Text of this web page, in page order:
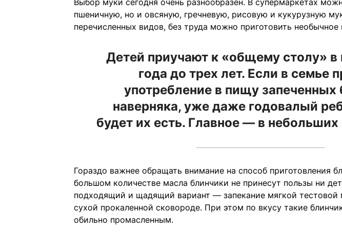
Выбор муки сегодня очень разнообразен. В супермаркетах
пшеничную, но и овсяную, гречневую, рисовую и кукурузную
перечисленных видов, без труда можно приготовить
Детей приучают к «общему столу» в
года до трех лет. Если в семье
употребление в пищу запеченных
наверняка, уже даже годовалый
будет их есть. Главное — в небольших
Гораздо важнее обращать внимание на способ приготовления
большом количестве масла блинчики не принесут пользы ни
подходящий и щадящий вариант — запекание мягкой тестовой
сухой прокаленной сковороде. При этом по вкусу такие
обильно промасленным.